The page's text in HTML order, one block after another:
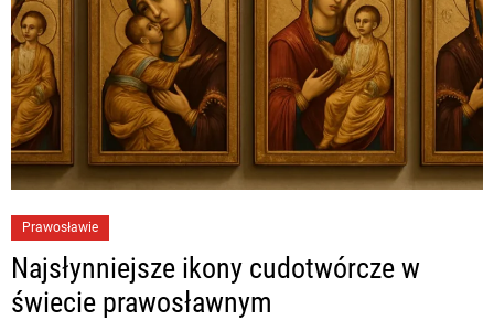
Prawosławie
Najsłynniejsze ikony cudotwórcze w
świecie prawosławnym